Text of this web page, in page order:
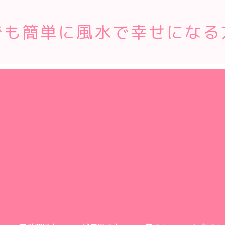
簡単に風水で幸せにな